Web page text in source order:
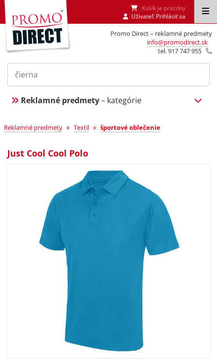
Promo Direct – reklamné predmety
info@promodirect.sk
tel. 917 747 955
Košík je prázdny
Uživateľ: Prihlásiť sa
Reklamné predmety– kategórie
Reklamné predmety » Textil » športové oblečenie
Just Cool Cool Polo